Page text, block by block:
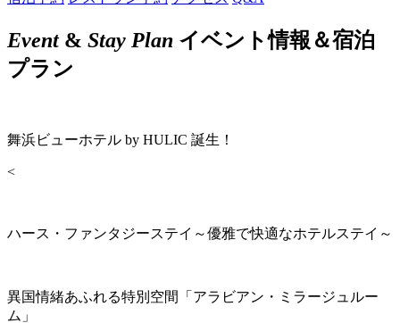
Event& Stay Plan イベント情報＆宿泊
プラン
舞浜ビューホテル by HULIC 誕生！
<
ハース・ファンタジーステイ～優雅で快適なホテルステイ～
異国情緒あふれる特別空間「アラビアン・ミラージュルー
ム」